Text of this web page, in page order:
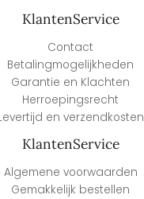
KlantenService
Contact
Betalingmogelijkheden
Garantie en Klachten
Herroepingsrecht
en verzendkosten
KlantenService
Algemene voorwaarden
Gemakkelijk bestellen